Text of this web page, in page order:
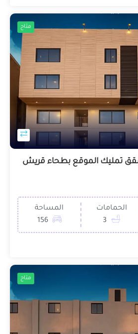
متاح
رقم 682 شقق تمليك الموقع بطحاء قريش
الحمامات
3
المساحة
156
متاح